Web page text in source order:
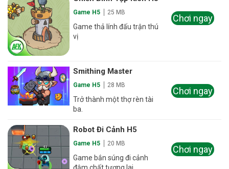
Game H5 25 MB
Game thả lính đấu trận thú
vị
Chơi ngay
Smithing Master
Game H5 28 MB
Trở thành một thợ rèn tài
ba.
Chơi ngay
Robot Đi Cảnh H5
Game H5 20 MB
Game bắn súng đi cảnh
Chơi ngay